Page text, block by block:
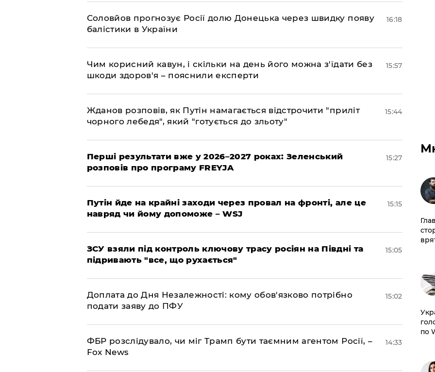
Соловйов прогнозує Росії долю Донецька через швидку появу
балістики в України
16:18
Чим корисний кавун, і скільки на день його можна з'їдати без
шкоди здоров'я – пояснили експерти
15:57
Жданов розповів, як Путін намагається відстрочити "приліт
чорного лебедя", який "готується до зльоту"
15:44
Перші результати вже у 2026–2027 роках: Зеленський
розповів про програму FREYJA
15:27
Путін йде на крайні заходи через провал на фронті, але це
навряд чи йому допоможе – WSJ
15:15
ЗСУ взяли під контроль ключову трасу росіян на Півдні та
підривають "все, що рухається"
15:05
Доплата до Дня Незалежності: кому обов'язково потрібно
подати заяву до ПФУ
15:02
ФБР розслідувало, чи міг Трамп бути таємним агентом Росії, –
Fox News
14:33
по